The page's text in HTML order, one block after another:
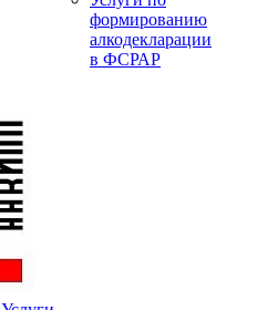
формированию
алкодекларации
в ФСРАР